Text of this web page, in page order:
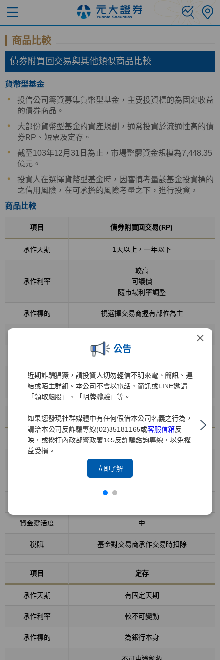
×
公告
近期詐騙猖獗，請投資人切勿輕信不明來電、簡訊、連
結或陌生群組。本公司不會以電話、簡訊或LINE邀請
「領取飆股」、「明牌體驗」等。
如果您發現社群媒體中有任何假借本公司名義之行為，
請洽本公司反詐騙專線(02)35181165或客服信箱反
映，或撥打內政部警政署165反詐騙諮詢專線，以免權
益受損。
立即了解
商品比較
債券附買回交易與其他類似商品比較
貨幣型基金
投信公司籌資募集貨幣型基金，主要投資標的為固定收益
的債券商品。
大部份貨幣型基金的資產規劃，通常投資於流通性高的債
券RP、短票及定存。
截至103年12月31日為止，市場整體資金規模為7,448.35
億元。
投資人在選擇貨幣型基金時，因審慎考量該基金投資標的
之信用風險，在可承擔的風險考量之下，進行投資。
商品比較
項目 債券附買回交易(RP)
承作天期 1天以上，一年以下
承作利率
較高
可議價
隨市場利率調整
承作標的 視選擇交易商握有部位為主
稅賦
個人：10%
法人：營所稅
項目 貨幣型基金
承作天期 具彈性
波動較大
資金靈活度 中
稅賦 基金對交易商承作交易時扣除
項目 定存
承作天期 有固定天期
承作利率 較不可變動
承作標的 為銀行本身